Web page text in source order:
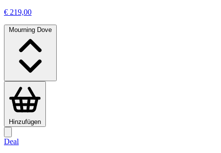
€ 219,00
Mourning Dove
Hinzufügen
Deal